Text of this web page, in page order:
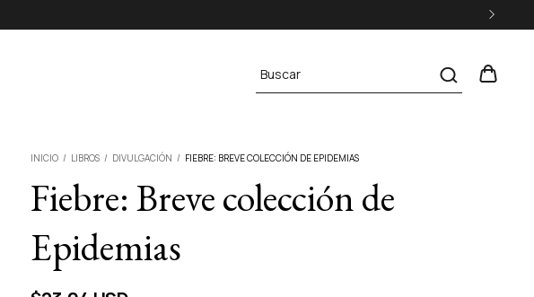
INICIO / LIBROS / DIVULGACIÓN / FIEBRE: BREVE COLECCIÓN DE EPIDEMIAS
Fiebre: Breve colección de
Epidemias